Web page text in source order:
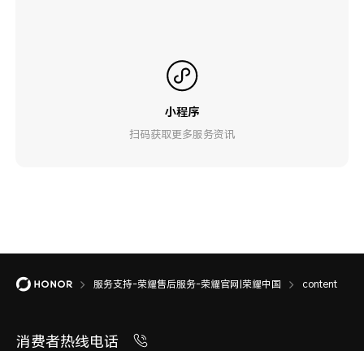
小程序
扫码获取更多服务资讯
服务支持-荣耀售后服务-荣耀官网|荣耀中国 content
消费者热线电话